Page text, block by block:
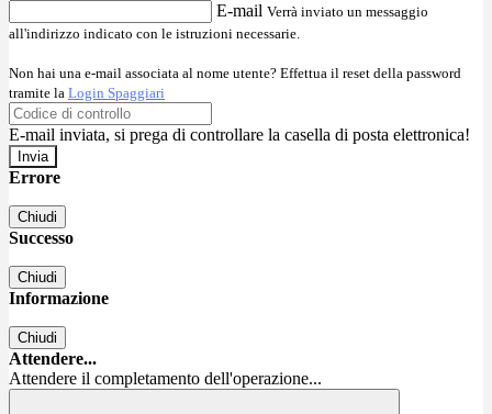
E-mail Verrà inviato un messaggio
all'indirizzo indicato con le istruzioni necessarie.
Non hai una e-mail associata al nome utente? Effettua il reset della password
tramite la Login Spaggiari
E-mail inviata, si prega di controllare la casella di posta elettronica!
Errore
Chiudi
Successo
Chiudi
Informazione
Chiudi
Attendere...
Attendere il completamento dell'operazione...